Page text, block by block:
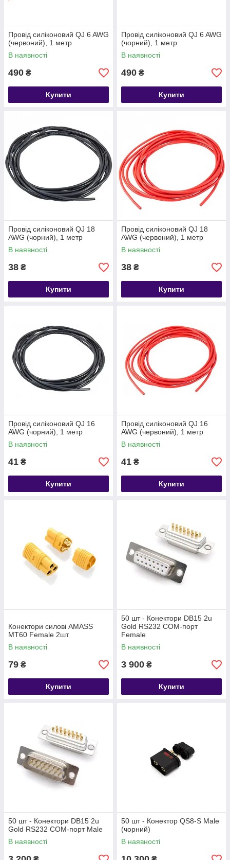
Провід силіконовий QJ 6 AWG
(червоний), 1 метр
В наявності
490 ₴
Купити
Провід силіконовий QJ 6 AWG
(чорний), 1 метр
В наявності
490 ₴
Купити
Провід силіконовий QJ 18
AWG (чорний), 1 метр
В наявності
38 ₴
Купити
Провід силіконовий QJ 18
AWG (червоний), 1 метр
В наявності
38 ₴
Купити
Провід силіконовий QJ 16
AWG (чорний), 1 метр
В наявності
41 ₴
Купити
Провід силіконовий QJ 16
AWG (червоний), 1 метр
В наявності
41 ₴
Купити
Конектори силові AMASS
MT60 Female 2шт
В наявності
79 ₴
Купити
50 шт - Конектори DB15 2u
Gold RS232 COM-порт
Female
В наявності
3 900 ₴
Купити
50 шт - Конектори DB15 2u
Gold RS232 COM-порт Male
В наявності
50 шт - Конектор QS8-S Male
(чорний)
В наявності